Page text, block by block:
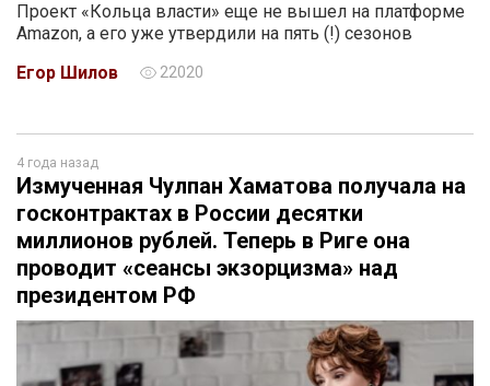
Проект «Кольца власти» еще не вышел на платформе
Amazon, а его уже утвердили на пять (!) сезонов
Егор Шилов
22020
4 года назад
Измученная Чулпан Хаматова получала на
госконтрактах в России десятки
миллионов рублей. Теперь в Риге она
проводит «сеансы экзорцизма» над
президентом РФ